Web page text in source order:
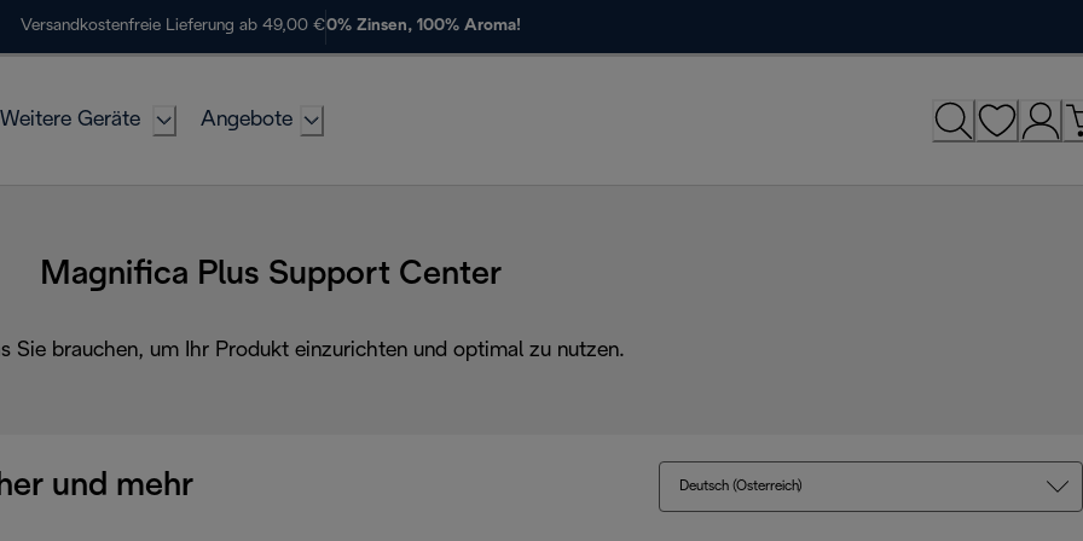
Versandkostenfreie Lieferung ab 49,00 €0% Zinsen, 100% Aroma!
Weitere Geräte Angebote
Magnifica Plus Support Center
Sie brauchen, um Ihr Produkt einzurichten und optimal zu nutzen.
und mehr Deutsch (Österreich)